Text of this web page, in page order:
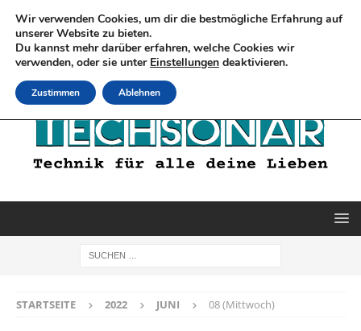
STARTSEITE 2022 JUNI 08 (Mittwoch)
Wir verwenden Cookies, um dir die bestmögliche Erfahrung auf
unserer Website zu bieten.
Du kannst mehr darüber erfahren, welche Cookies wir
verwenden, oder sie unter Einstellungen deaktivieren.
Zustimmen Ablehnen